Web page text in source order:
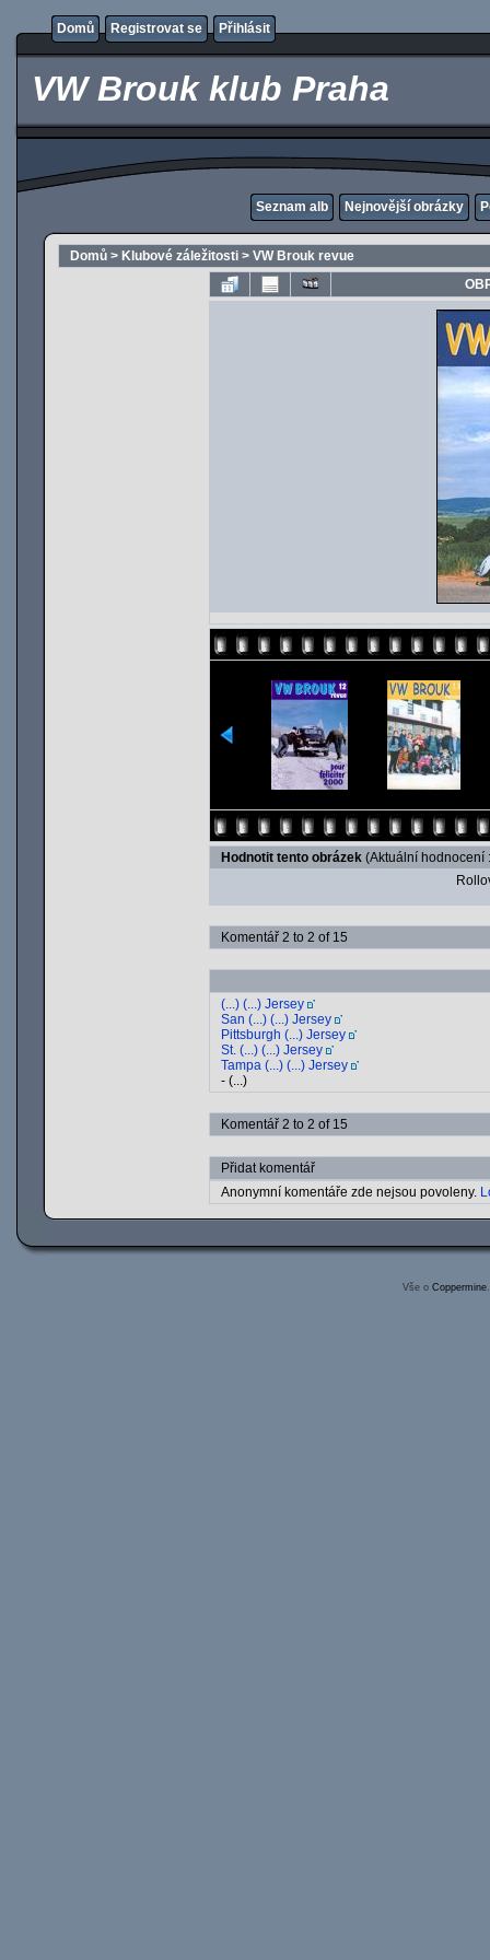
Domů Registrovat se Přihlásit
VW Brouk klub Praha
Seznam alb Nejnovější obrázky
Domů > Klubové záležitosti > VW Brouk revue
Hodnotit tento obrázek (Aktuální hodnocení
Komentář 2 to 2 of 15
(...) (...) Jersey
San (...) (...) Jersey
Pittsburgh (...) Jersey
St. (...) (...) Jersey
Tampa (...) (...) Jersey
- (...)
Komentář 2 to 2 of 15
Přidat komentář
Anonymní komentáře zde nejsou povoleny.
Vše o Coppermine